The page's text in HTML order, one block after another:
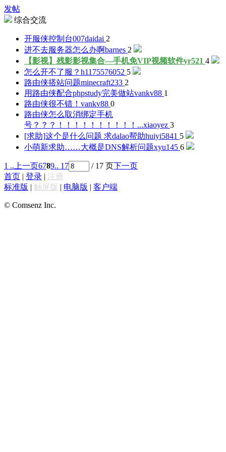
发帖
综合交流
开服侠控制台007daidai 2
进不去服务器怎么办啊barnes 2
【影视】残影影视集合—手机免VIP视频软件yr521 4
怎么开不了服？ h1175576052 5
路由侠搭站问题minecraft233 2
用路由侠配合phpstudy完美做站vankv88 1
路由侠很不错！ vankv88 0
路由侠怎么取消绑定手机
号？？？！！！！！！！！！！...xiaoyez 3
[求助]这个是什么问题 求dalao帮助huiyi5841 5
小萌新求助……大概是DNS解析问题xyu145 6
1 .. 上一页6789.. 17 / 17 页下一页
首页 | 登录 | 注册
标准版 | 触屏版 | 电脑版 | 客户端
© Comsenz Inc.